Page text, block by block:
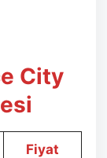
City
Fiyat